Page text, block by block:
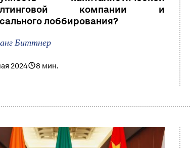
компании и
лоббирования?
Биттнер
2024 8 мин.